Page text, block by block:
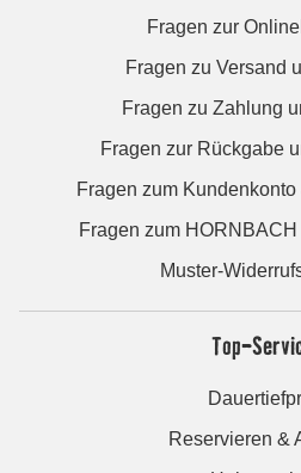
Fragen zur
Fragen zu Versand
Fragen zu Zahlung
Fragen zur Rückgabe
Fragen zum
Fragen zum
Muster-
Top-
Reservieren &